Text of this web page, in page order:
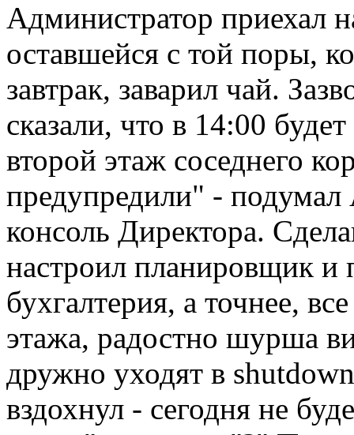
Администратор приехал
оставшейся с той поры,
завтрак, заварил чай.
сказали, что в 14:00
второй этаж соседнего
предупредили" - подумал
консоль Директора.
настроил планировщик и
бухгалтерия, а точнее,
этажа, радостно шурша
дружно уходят в
вздохнул - сегодня не